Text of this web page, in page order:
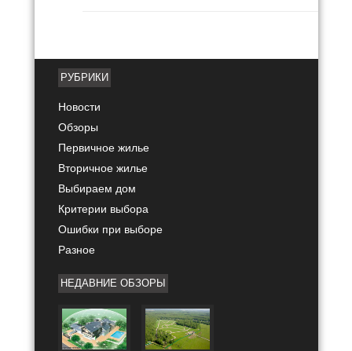
РУБРИКИ
Новости
Обзоры
Первичное жилье
Вторичное жилье
Выбираем дом
Критерии выбора
Ошибки при выборе
Разное
НЕДАВНИЕ ОБЗОРЫ